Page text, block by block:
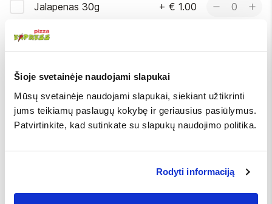
Šioje svetainėje naudojami slapukai
Mūsų svetainėje naudojami slapukai, siekiant užtikrinti
jums teikiamų paslaugų kokybę ir geriausius pasiūlymus.
Patvirtinkite, kad sutinkate su slapukų naudojimo politika.
Rodyti informaciją
Jalapenas 30g + € 1.00 0
Daugiau
Netepti česnakiniu
aliejumi
Be garstyčių padažo
Be svogūnų
Be marinuotų
kelmučių